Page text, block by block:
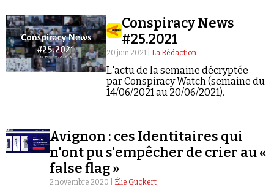
Se connecter
Conspiracy News
#25.2021
20 juin 2021 | La Rédaction
L'actu de la semaine décryptée
par Conspiracy Watch (semaine du
14/06/2021 au 20/06/2021).
Avignon : ces Identitaires qui
n'ont pu s'empêcher de crier au «
false flag »
2 novembre 2020 | Élie Guckert